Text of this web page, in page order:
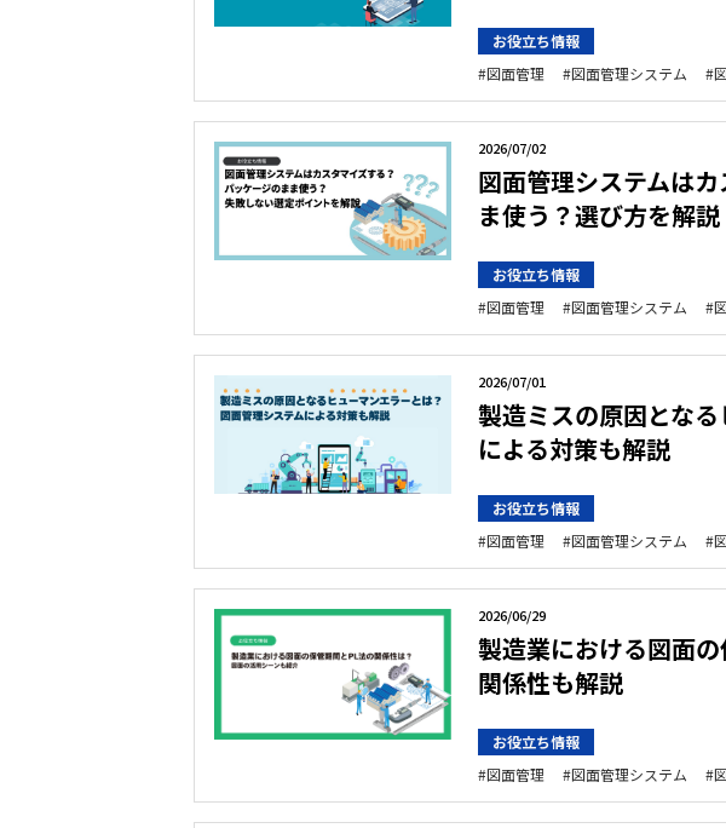
お役立ち情報
図面管理
図面管理システム
2026/07/02
図面管理システムは
ま使う？選び方を解説
お役立ち情報
図面管理
図面管理システム
2026/07/01
製造ミスの原因とな
による対策も解説
お役立ち情報
図面管理
図面管理システム
2026/06/29
製造業における図面
関係性も解説
お役立ち情報
図面管理
図面管理システム